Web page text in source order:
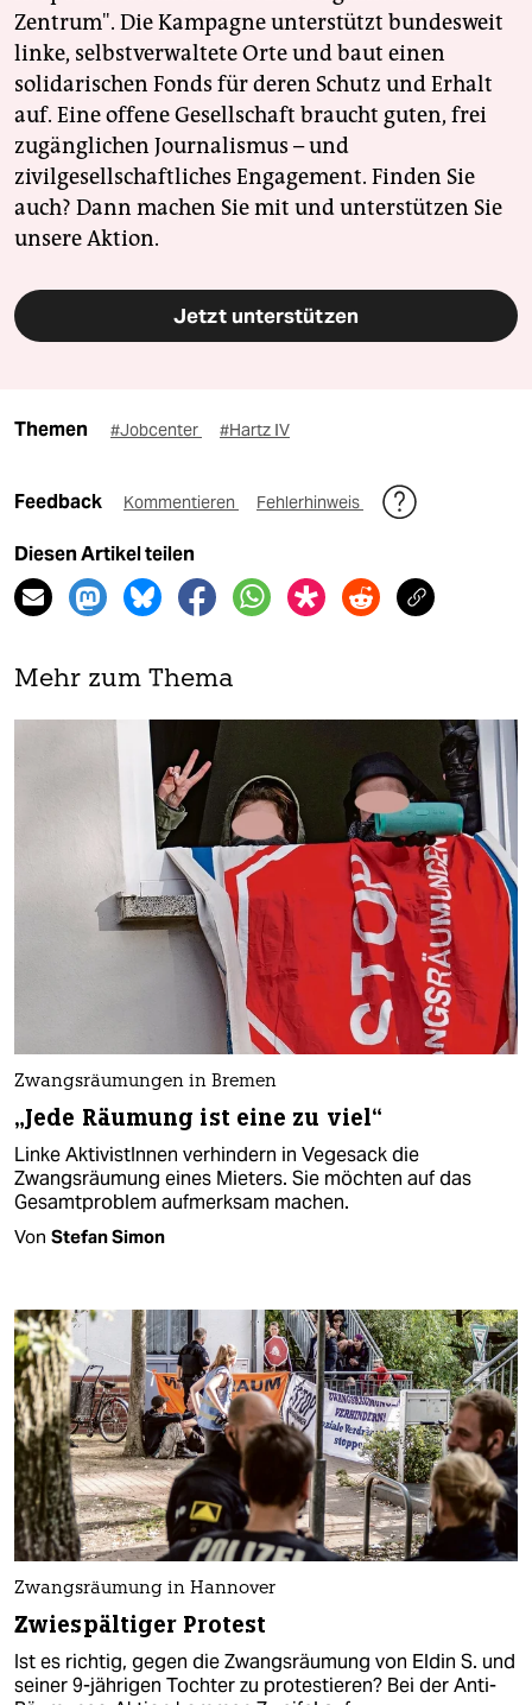
Zentrum". Die Kampagne unterstützt bundesweit
linke, selbstverwaltete Orte und baut einen
solidarischen Fonds für deren Schutz und Erhalt
auf. Eine offene Gesellschaft braucht guten, frei
zugänglichen Journalismus – und
zivilgesellschaftliches Engagement. Finden Sie
auch? Dann machen Sie mit und unterstützen Sie
unsere Aktion.
Jetzt unterstützen
Themen #Jobcenter #Hartz IV
Feedback Kommentieren Fehlerhinweis
Diesen Artikel teilen
Mehr zum Thema
Zwangsräumungen in Bremen
„Jede Räumung ist eine zu viel“
Linke AktivistInnen verhindern in Vegesack die
Zwangsräumung eines Mieters. Sie möchten auf das
Gesamtproblem aufmerksam machen.
Von Stefan Simon
Zwangsräumung in Hannover
Zwiespältiger Protest
Ist es richtig, gegen die Zwangsräumung von Eldin S. und
seiner 9-jährigen Tochter zu protestieren? Bei der Anti-